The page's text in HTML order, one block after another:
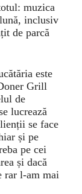
muzica
inclusiv
de parcă
este
Grill
de
lucrează
se face
și pe
pe cei
și dacă
rar l-am mai